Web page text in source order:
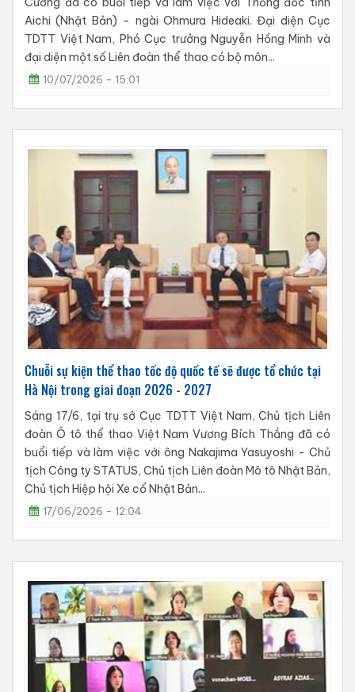
Aichi (Nhật Bản) – ngài Ohmura Hideaki. Đại diện Cục
TDTT Việt Nam, Phó Cục trưởng Nguyễn Hồng Minh và
đại diện một số Liên đoàn thể thao có bộ môn...
10/07/2026 - 15:01
Chuỗi sự kiện thể thao tốc độ quốc tế sẽ được tổ chức tại
Hà Nội trong giai đoạn 2026 - 2027
Sáng 17/6, tại trụ sở Cục TDTT Việt Nam, Chủ tịch Liên
đoàn Ô tô thể thao Việt Nam Vương Bích Thắng đã có
buổi tiếp và làm việc với ông Nakajima Yasuyoshi - Chủ
tịch Công ty STATUS, Chủ tịch Liên đoàn Mô tô Nhật Bản,
Chủ tịch Hiệp hội Xe cổ Nhật Bản...
17/06/2026 - 12:04